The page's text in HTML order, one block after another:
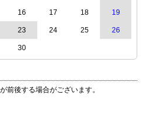
16 17 18 19
23 24 25 26
30
前後する場合がございます。